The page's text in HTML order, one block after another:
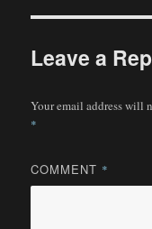
Leave a
Your email address will
*
COMMENT *